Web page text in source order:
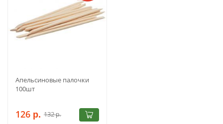
Апельсиновые палочки
100шт
126 р. 132р.